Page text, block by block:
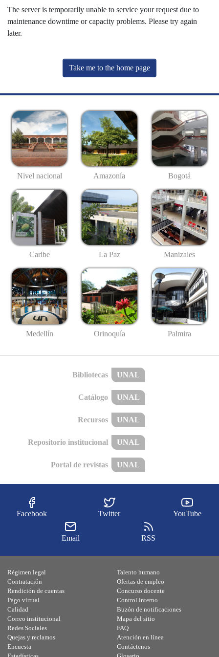
The server is temporarily unable to service your request due to
maintenance downtime or capacity problems. Please try again
later.
Take me to the home page
Nivel nacional Amazonía Bogotá
Caribe La Paz Manizales
Medellín Orinoquía Palmira
Bibliotecas UNAL
Catálogo UNAL
Recursos UNAL
Repositorio institucional UNAL
Portal de revistas UNAL
Facebook Twitter YouTube
Email RSS
Régimen legal
Contratación
Rendición de cuentas
Pago virtual
Calidad
Talento humano
Ofertas de empleo
Concurso docente
Control interno
Buzón de notificaciones
Correo institucional
Redes Sociales
Quejas y reclamos
Encuesta
Mapa del sitio
FAQ
Atención en línea
Contáctenos